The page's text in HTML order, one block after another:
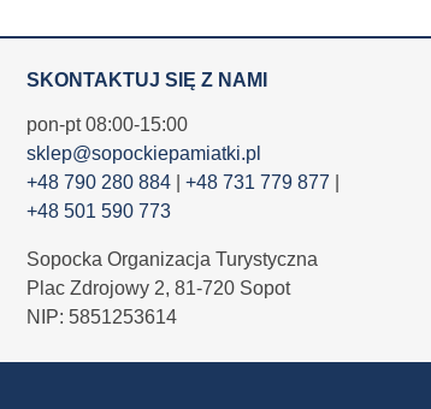
SKONTAKTUJ SIĘ Z NAMI
pon-pt 08:00-15:00
sklep@sopockiepamiatki.pl
+48 790 280 884| +48 731 779 877
+48 501 590 773
Sopocka Organizacja Turystyczna
Plac Zdrojowy 2, 81-720 Sopot
NIP: 5851253614